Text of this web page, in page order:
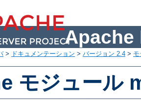
Apache
> ドキュメンテーション > バージョン 2.4 >
モジュール